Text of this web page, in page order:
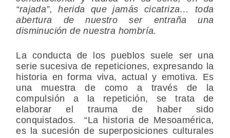
“rajada”, herida que jamás cicatriza… toda
abertura de nuestro ser entraña una
disminución de nuestra hombría.
La conducta de los pueblos suele ser una
serie sucesiva de repeticiones, expresando la
historia en forma viva, actual y emotiva. Es
una muestra de como a través de la
compulsión a la repetición, se trata de
elaborar el trauma de haber sido
conquistados. “La historia de Mesoamérica,
es la sucesión de superposiciones culturales